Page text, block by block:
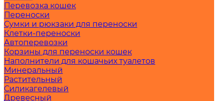
Перевозка кошек
Переноски
Сумки и рюкзаки для переноски
Клетки-переноски
Автоперевозки
Корзины для переноски кошек
Наполнители для кошачьих туалетов
Минеральный
Растительный
Силикагелевый
Древесный